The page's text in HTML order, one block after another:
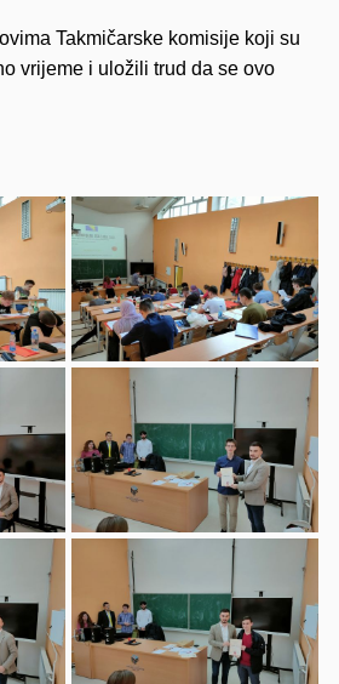
Takmičarske komisije koji su
vrijeme i uložili trud da se ovo